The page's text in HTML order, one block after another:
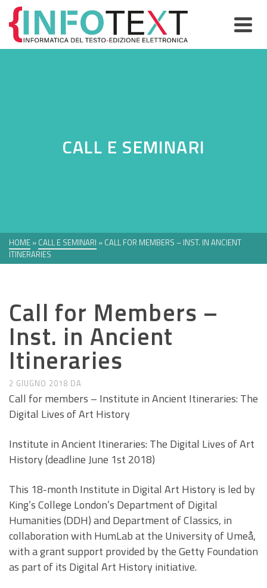
CALL E SEMINARI
HOME » CALL E SEMINARI » CALL FOR MEMBERS – INST. IN ANCIENT
ITINERARIES
Call for Members –
Inst. in Ancient
Itineraries
2 GIUGNO 2018 DA
Call for members – Institute in Ancient Itineraries: The
Digital Lives of Art History
Institute in Ancient Itineraries: The Digital Lives of Art
History (deadline June 1st 2018)
This 18-month Institute in Digital Art History is led by
King’s College London’s Department of Digital
Humanities (DDH) and Department of Classics, in
collaboration with HumLab at the University of Umeå,
with a grant support provided by the Getty Foundation
as part of its Digital Art History initiative.